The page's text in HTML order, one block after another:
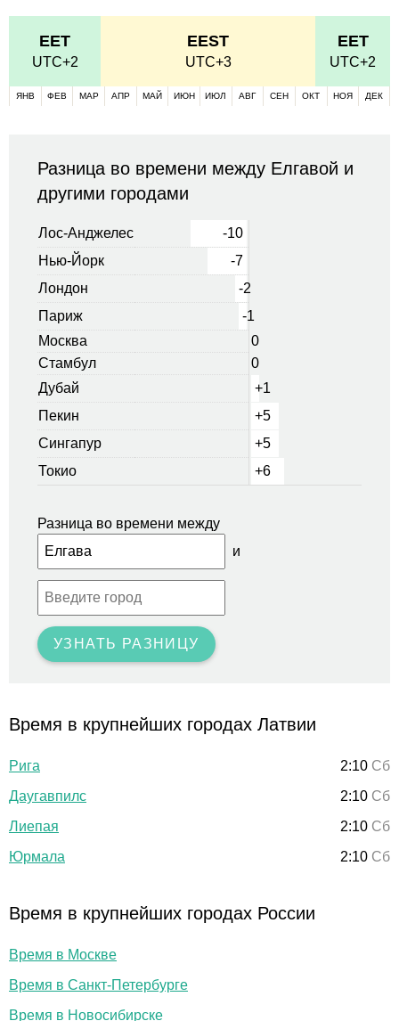
EET
UTC+2
EEST
UTC+3
EET
UTC+2
ЯНВ ФЕВ МАР АПР МАЙ ИЮН ИЮЛ АВГ СЕН ОКТ НОЯ ДЕК
Разница во времени между Елгавой и
другими городами
Лос-Анджелес
-10
Нью-Йорк
-7
Лондон
-2
Париж
-1
Москва
0
Стамбул
0
Дубай
+1
Пекин
+5
Сингапур
+5
Токио
+6
Разница во времени между
и
УЗНАТЬ РАЗНИЦУ
Время в крупнейших городах Латвии
Рига 2:10 Сб
Даугавпилс
2:10 Сб
Лиепая
2:10 Сб
Юрмала
2:10 Сб
Время в крупнейших городах России
Время в Москве
Время в Санкт-Петербурге
Время в Новосибирске